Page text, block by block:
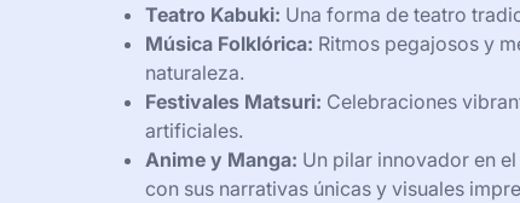
Teatro Kabuki: Una forma de teatro
Música Folklórica: Ritmos pegajosos y
naturaleza.
Festivales Matsuri: Celebraciones
artificiales.
Anime y Manga: Un pilar innovador en
con sus narrativas únicas y visuales